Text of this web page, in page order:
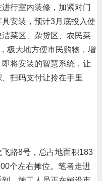
行室内装修，加紧对门
安装，预计3月底投入使
菜区、杂货区、农民菜
极大地方便市民购物，增
将安装的智慧系统，让
扫码支付让拎在手里
路8号，总占地面积183
个左右摊位。笔者走进